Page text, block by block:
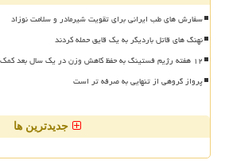
سفارش های طب ایرانی برای تقویت شیرمادر و سلامت نوزاد
نهنگ های قاتل باردیگر به یک قایق حمله کردند
۱۲ هفته رژیم فستینگ به حفظ کاهش وزن در یک سال بعد کمک نماید
پرواز گروهی از تنهایی به صرفه تر است
جدیدترین ها